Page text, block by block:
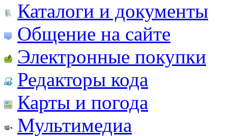
Каталоги и документы
Общение на сайте
Электронные покупки
Редакторы кода
Карты и погода
Мультимедиа